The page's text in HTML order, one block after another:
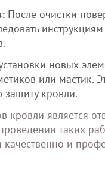
После очистки
новых
или мастик.
защиту кровли.
является
таких
и